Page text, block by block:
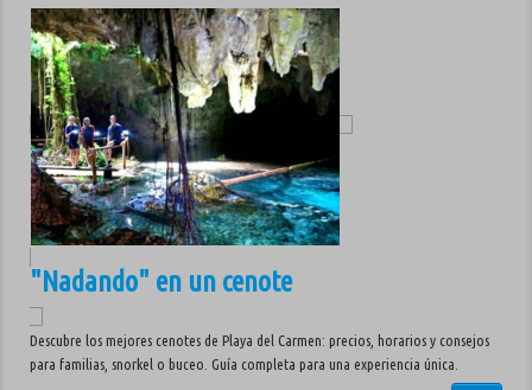
"Nadando" en un cenote
Descubre los mejores cenotes de Playa del Carmen: precios, horarios y consejos
para familias, snorkel o buceo. Guía completa para una experiencia única.